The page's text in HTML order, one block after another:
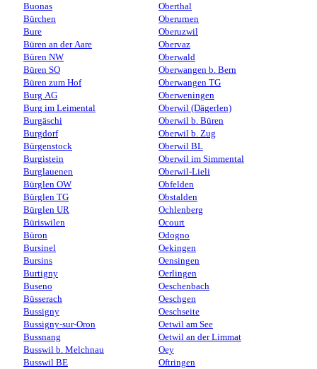
Buonas
Bürchen
Bure
Büren an der Aare
Büren NW
Büren SO
Büren zum Hof
Burg AG
Burg im Leimental
Burgäschi
Burgdorf
Bürgenstock
Burgistein
Burglauenen
Bürglen OW
Bürglen TG
Bürglen UR
Büriswilen
Büron
Bursinel
Bursins
Burtigny
Buseno
Büsserach
Bussigny
Bussigny-sur-Oron
Bussnang
Busswil b. Melchnau
Busswil BE
Oberthal
Oberurnen
Oberuzwil
Obervaz
Oberwald
Oberwangen b. Bern
Oberwangen TG
Oberweningen
Oberwil (Dägerlen)
Oberwil b. Büren
Oberwil b. Zug
Oberwil BL
Oberwil im Simmental
Oberwil-Lieli
Obfelden
Obstalden
Ochlenberg
Ocourt
Odogno
Oekingen
Oensingen
Oerlingen
Oeschenbach
Oeschgen
Oeschseite
Oetwil am See
Oetwil an der Limmat
Oey
Oftringen